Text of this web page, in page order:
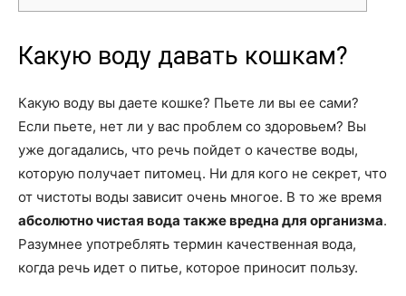
Какую воду давать кошкам?
Какую воду вы даете кошке? Пьете ли вы ее сами?
Если пьете, нет ли у вас проблем со здоровьем? Вы
уже догадались, что речь пойдет о качестве воды,
которую получает питомец. Ни для кого не секрет, что
от чистоты воды зависит очень многое. В то же время
абсолютно чистая вода также вредна для организма.
Разумнее употреблять термин качественная вода,
когда речь идет о питье, которое приносит пользу.